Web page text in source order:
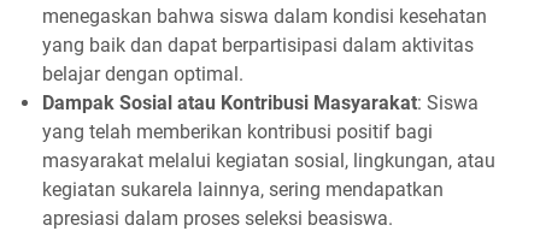
menegaskan bahwa siswa dalam kondisi kesehatan
yang baik dan dapat berpartisipasi dalam aktivitas
belajar dengan optimal.
Dampak Sosial atau Kontribusi Masyarakat: Siswa
yang telah memberikan kontribusi positif bagi
masyarakat melalui kegiatan sosial, lingkungan, atau
kegiatan sukarela lainnya, sering mendapatkan
apresiasi dalam proses seleksi beasiswa.